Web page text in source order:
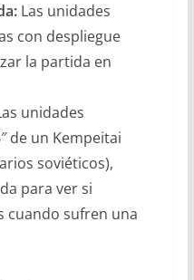
Las unidades
con despliegue
la partida en
unidades
de un Kempeitai
soviéticos),
para ver si
cuando sufren una